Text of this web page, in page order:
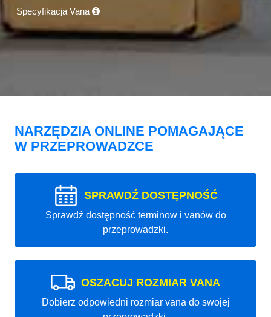
Specyfikacja Vana
NARZĘDZIA ONLINE POMAGAJĄCE
W PRZEPROWADZCE
SPRAWDŹ DOSTĘPNOŚĆ
Sprawdź dostępność terminow i vanów do
przeprowadzki.
OSZACUJ ROZMIAR VANA
Dobierz odpowiedni rozmiar vana do swojej